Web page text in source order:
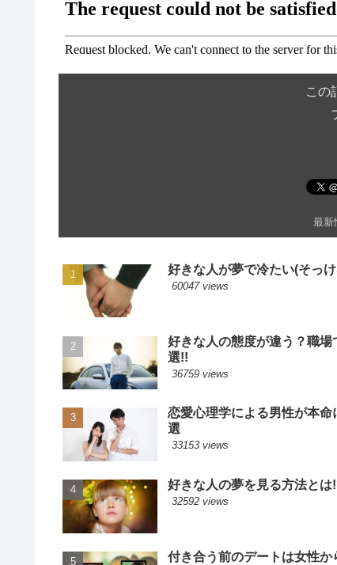
この
最新
好きな人が夢で冷たい(そっ
60047 views
好きな人の態度が違う？職
選!!
36759 views
恋愛心理学による男性が本
選
33153 views
好きな人の夢を見る方法と
32592 views
付き合う前のデートは女性